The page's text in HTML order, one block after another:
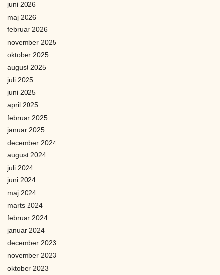
juni 2026
maj 2026
februar 2026
november 2025
oktober 2025
august 2025
juli 2025
juni 2025
april 2025
februar 2025
januar 2025
december 2024
august 2024
juli 2024
juni 2024
maj 2024
marts 2024
februar 2024
januar 2024
december 2023
november 2023
oktober 2023